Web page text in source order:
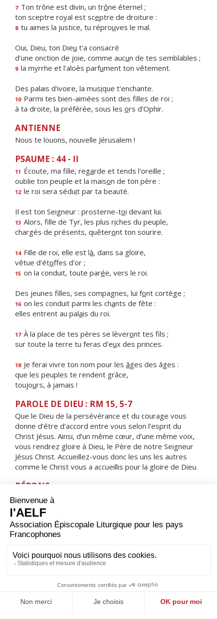
7 Ton trône est divin, un trône éternel ;
ton sceptre royal est sceptre de droiture :
8 tu aimes la justice, tu réprouves le mal.
Oui, Dieu, ton Dieu t'a consacré
d'une onction de joie, comme aucun de tes semblables ;
9 la myrrhe et l'aloès parfument ton vêtement.
Des palais d'ivoire, la musique t'enchante.
10 Parmi tes bien-aimées sont des flles de roi ;
à ta droite, la préférée, sous les ors d'Ophir.
ANTIENNE
Nous te louons, nouvelle Jérusalem !
PSAUME : 44 - II
11 Écoute, ma fille, regarde et tends l'oreille ;
oublie ton peuple et la maison de ton père :
12 le roi sera séduit par ta beauté.
Il est ton Seigneur : prosterne-toi devant lui.
13 Alors, fille de Tyr, les plus riches du peuple,
chargés de présents, quêteront ton sourire.
14 Fille de roi, elle est là, dans sa gloire,
vêtue d'étoffes d'or ;
15 on la conduit, toute parée, vers le roi.
Des jeunes filles, ses compagnes, lui font cortège ;
16 on les conduit parmi les chants de fête :
elles entrent au palais du roi.
17 À la place de tes pères se lèveront tes fils ;
sur toute la terre tu feras d'eux des princes.
18 Je ferai vivre ton nom pour les âges des âges :
que les peuples te rendent grâce,
toujours, à jamais !
PAROLE DE DIEU : RM 15, 5-7
Que le Dieu de la persévérance et du courage vous
donne d’être d’accord entre vous selon l’esprit du
Christ Jésus. Ainsi, d’un même cœur, d’une même voix,
vous rendrez gloire à Dieu, le Père de notre Seigneur
Jésus Christ. Accueillez-vous donc les uns les autres
comme le Christ vous a accueillis pour la gloire de Dieu.
RÉPONS
V/ Le Seigneur aime son peuple,
il donne aux humbles l’éclat de la victoire.
ORAISON
Seigneur, foyer brûlant de charité, accorde-nous une
que tout et d’aimer nos frères à cause de toi. Par Jésus,